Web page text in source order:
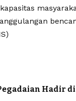
Hadir di